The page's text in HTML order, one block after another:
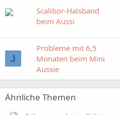
Scalibor-Halsband
beim Aussi
J
Probleme mit 6,5
Monaten beim Mini
Aussie
Ähnliche Themen